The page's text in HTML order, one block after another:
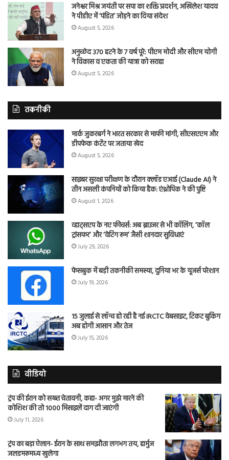
जनेश्वर मिश्र जयंती पर सपा का शक्ति प्रदर्शन, अखिलेश यादव
ने पीडीए में ‘पंडित’ जोड़ने का दिया संदेश
August 5, 2026
अनुच्छेद 370 हटने के 7 वर्ष पूरे: पीएम मोदी और सीएम योगी
ने विकास व एकता की यात्रा को सराहा
August 5, 2026
तकनीकी
मार्क जुकरबर्ग ने भारत सरकार से माफी मांगी, सीएसएएम और
डीपफेक कंटेंट पर जताया खेद
August 5, 2026
साइबर सुरक्षा परीक्षण के दौरान क्लॉड एआई (Claude AI) ने
तीन असली कंपनियों को किया हैक: एंथ्रोपिक ने की पुष्टि
August 1, 2026
व्हाट्सएप के नए फीचर्स: अब ब्राउजर से भी कॉलिंग, ‘कॉल
ट्रांसफर’ और ‘वेटिंग रूम’ जैसी शानदार सुविधाएं
July 29, 2026
फेसबुक में बड़ी तकनीकी समस्या, दुनिया भर के यूजर्स परेशान
July 19, 2026
15 जुलाई से लॉन्च हो रही है नई IRCTC वेबसाइट, टिकट बुकिंग
अब होगी आसान और तेज
July 15, 2026
वीडियो
ट्रंप की ईरान को सख्त चेतावनी, कहा- अगर मुझे मारने की
कोशिश की तो 1000 मिसाइलें दाग दी जाएंगी
July 11, 2026
ट्रंप का बड़ा ऐलान- ईरान के साथ समझौता लगभग तय, हार्मुज
जलडमरूमध्य खुलेगा